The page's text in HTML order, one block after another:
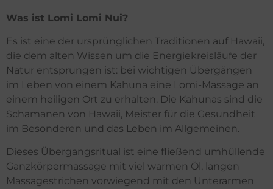
Was ist Lomi Lomi Nui?
Es ist eine der ursprünglichen Traditionen auf Hawaii,
die dem alten Wissen um die Energiekreisläufe der
Natur entsprungen ist: bei wichtigen Übergängen
im Leben von einem Kahuna eine Lomi-Massage an
einem heiligen Ort zu erhalten. Die Kahunas sind die
Schamanen von Hawaii, Meister für die Gesundheit
im Besonderen und das Leben im Allgemeinen.
Dieses Übergangsritual ist eine fließend umhüllende
Ganzkörpermassage mit viel warmen Öl, langen
Massagestrichen vorwiegend mit den Unterarmen